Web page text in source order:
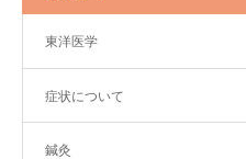
東洋医学
症状について
鍼灸